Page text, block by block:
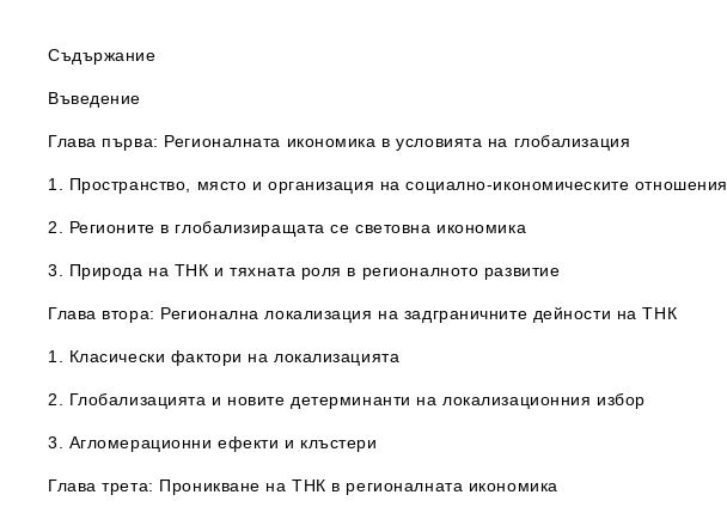
Съдържание
Въведение
Глава първа: Регионалната икономика в условията на глобализация
1. Пространство, място и организация на социално-икономическите отношения
2. Регионите в глобализиращата се световна икономика
3. Природа на ТНК и тяхната роля в регионалното развитие
Глава втора: Регионална локализация на задграничните дейности на ТНК
1. Класически фактори на локализацията
2. Глобализацията и новите детерминанти на локализационния избор
3. Агломерационни ефекти и клъстери
Глава трета: Проникване на ТНК в регионалната икономика